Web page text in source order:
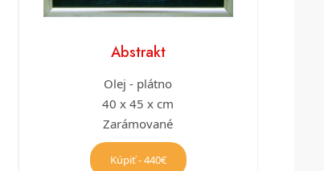
Abstrakt
Olej - plátno
40 x 45 x cm
Zarámované
Kúpiť - 440€